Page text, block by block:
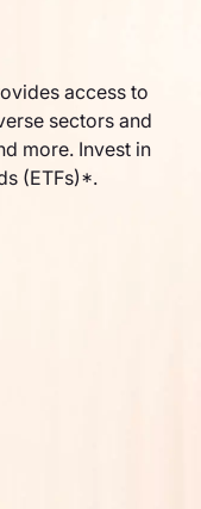
access to
sectors and
more. Invest in
(ETFs)*.